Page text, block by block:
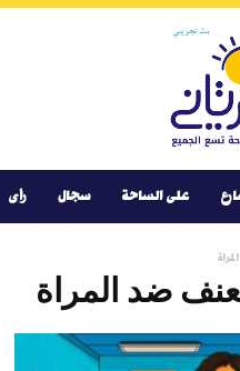
على الساحة سجال رأى
ضد المراة